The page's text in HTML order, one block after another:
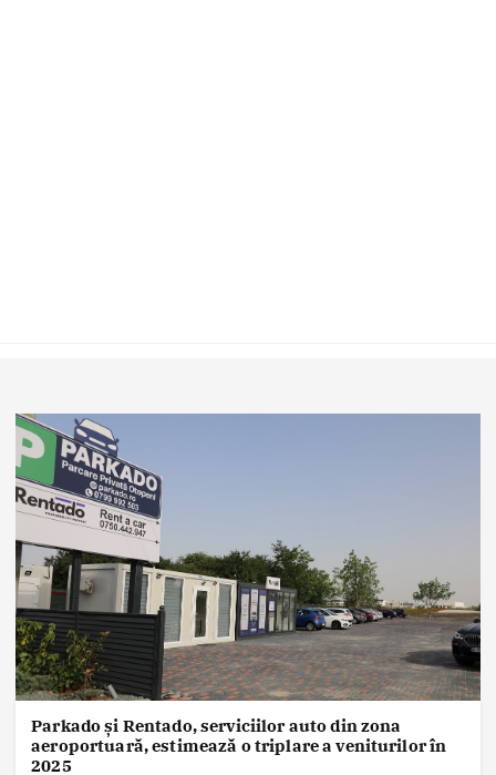
Parkado și Rentado, serviciilor auto din zona
aeroportuară, estimează o triplare a veniturilor în
2025